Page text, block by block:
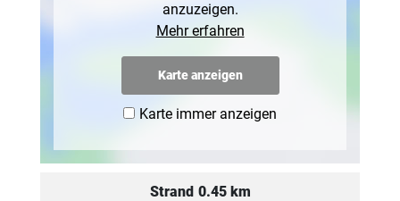
anzuzeigen.
Mehr erfahren
Karte anzeigen
Karte immer anzeigen
Strand 0.45 km